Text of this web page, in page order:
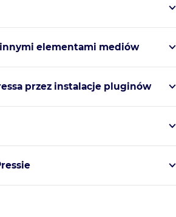
elementami mediów
przez instalacje pluginów